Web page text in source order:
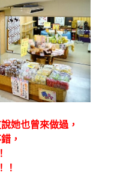
她也曾來做過，
，
！